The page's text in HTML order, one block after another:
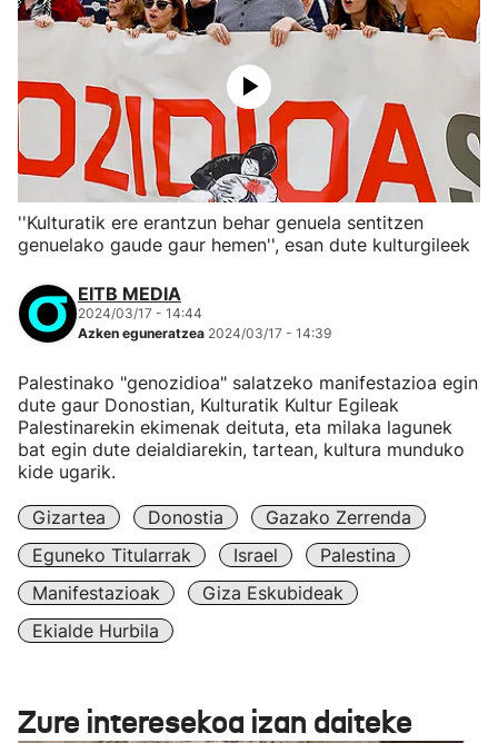
''Kulturatik ere erantzun behar genuela sentitzen
genuelako gaude gaur hemen'', esan dute kulturgileek
EITB MEDIA
2024/03/17 - 14:44
Azken eguneratzea 2024/03/17 - 14:39
Palestinako "genozidioa" salatzeko manifestazioa egin
dute gaur Donostian, Kulturatik Kultur Egileak
Palestinarekin ekimenak deituta, eta milaka lagunek
bat egin dute deialdiarekin, tartean, kultura munduko
kide ugarik.
Gizartea Donostia
Gazako Zerrenda
Eguneko Titularrak
Israel
Palestina
Manifestazioak
Giza Eskubideak
Ekialde Hurbila
Zure interesekoa izan daiteke